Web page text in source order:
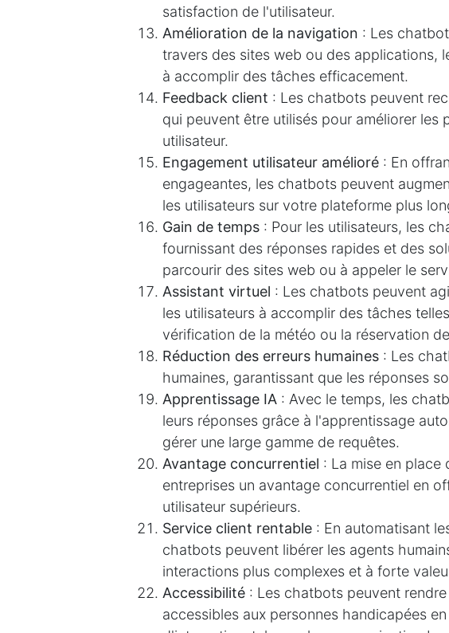
satisfaction de l'utilisateur.
Amélioration de la navigation : Les
travers des sites web ou des applications,
à accomplir des tâches efficacement.
Feedback client : Les chatbots peuvent
qui peuvent être utilisés pour améliorer les
utilisateur.
Engagement utilisateur amélioré : En
engageantes, les chatbots peuvent
les utilisateurs sur votre plateforme plus
Gain de temps : Pour les utilisateurs, les
fournissant des réponses rapides et des
parcourir des sites web ou à appeler le
Assistant virtuel : Les chatbots peuvent
les utilisateurs à accomplir des tâches
vérification de la météo ou la réservation
Réduction des erreurs humaines : Les
humaines, garantissant que les réponses
Apprentissage IA : Avec le temps, les
leurs réponses grâce à l'apprentissage
gérer une large gamme de requêtes.
Avantage concurrentiel : La mise en
entreprises un avantage concurrentiel en
utilisateur supérieurs.
Service client rentable : En automatisant
chatbots peuvent libérer les agents
interactions plus complexes et à forte
Accessibilité : Les chatbots peuvent
accessibles aux personnes handicapées
Explorateur
Nos services
​​​​​​​​​​A​ ​p​ro​p​os​ ​de ​n​o​us
Interventions
Cas Clients
​​​​​​Pourquoi Nous Choisir​​​​​​
​​​​​​​​Pourquoi Choisir Odoo​​​​​​​​